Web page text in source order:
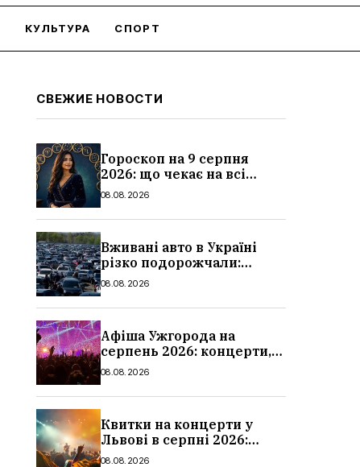
КУЛЬТУРА СПОРТ
СВЕЖИЕ НОВОСТИ
Гороскоп на 9 серпня
2026: що чекає на всі
знаки зодіаку
08.08.2026
Вживані авто в Україні
різко подорожчали:
причини, які машини
08.08.2026
Афіша Ужгорода на
серпень 2026: концерти,
дати та ціни
08.08.2026
Квитки на концерти у
Львові в серпні 2026:
дати, ціни та локації
08.08.2026